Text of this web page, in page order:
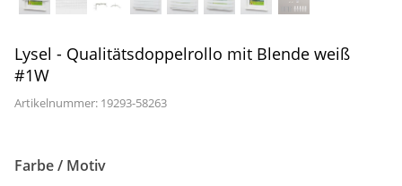
Lysel - Qualitätsdoppelrollo mit Blende weiß
#1W
Artikelnummer: 19293-58263
Farbe / Motiv